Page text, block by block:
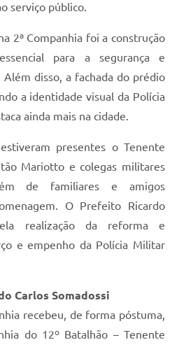
serviço público.
2ª Companhia foi a construção
para a segurança e
Além disso, a fachada do prédio
a identidade visual da Polícia
ainda mais na cidade.
presentes o Tenente
Mariotto e colegas militares
de familiares e amigos
O Prefeito Ricardo
realização da reforma e
e empenho da Polícia Militar
Carlos Somadossi
recebeu, de forma póstuma,
do 12º Batalhão – Tenente